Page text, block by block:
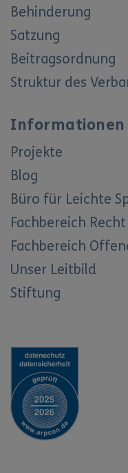
Behinderung
Satzung
Beitragsordnung
Struktur des
Informationen
Projekte
Blog
Büro für Leichte
Fachbereich Recht
Fachbereich
Unser Leitbild
Stiftung